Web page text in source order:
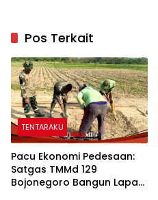
Pos Terkait
TENTARAKU
Pacu Ekonomi Pedesaan:
Satgas TMMd 129
Bojonegoro Bangun Lapak